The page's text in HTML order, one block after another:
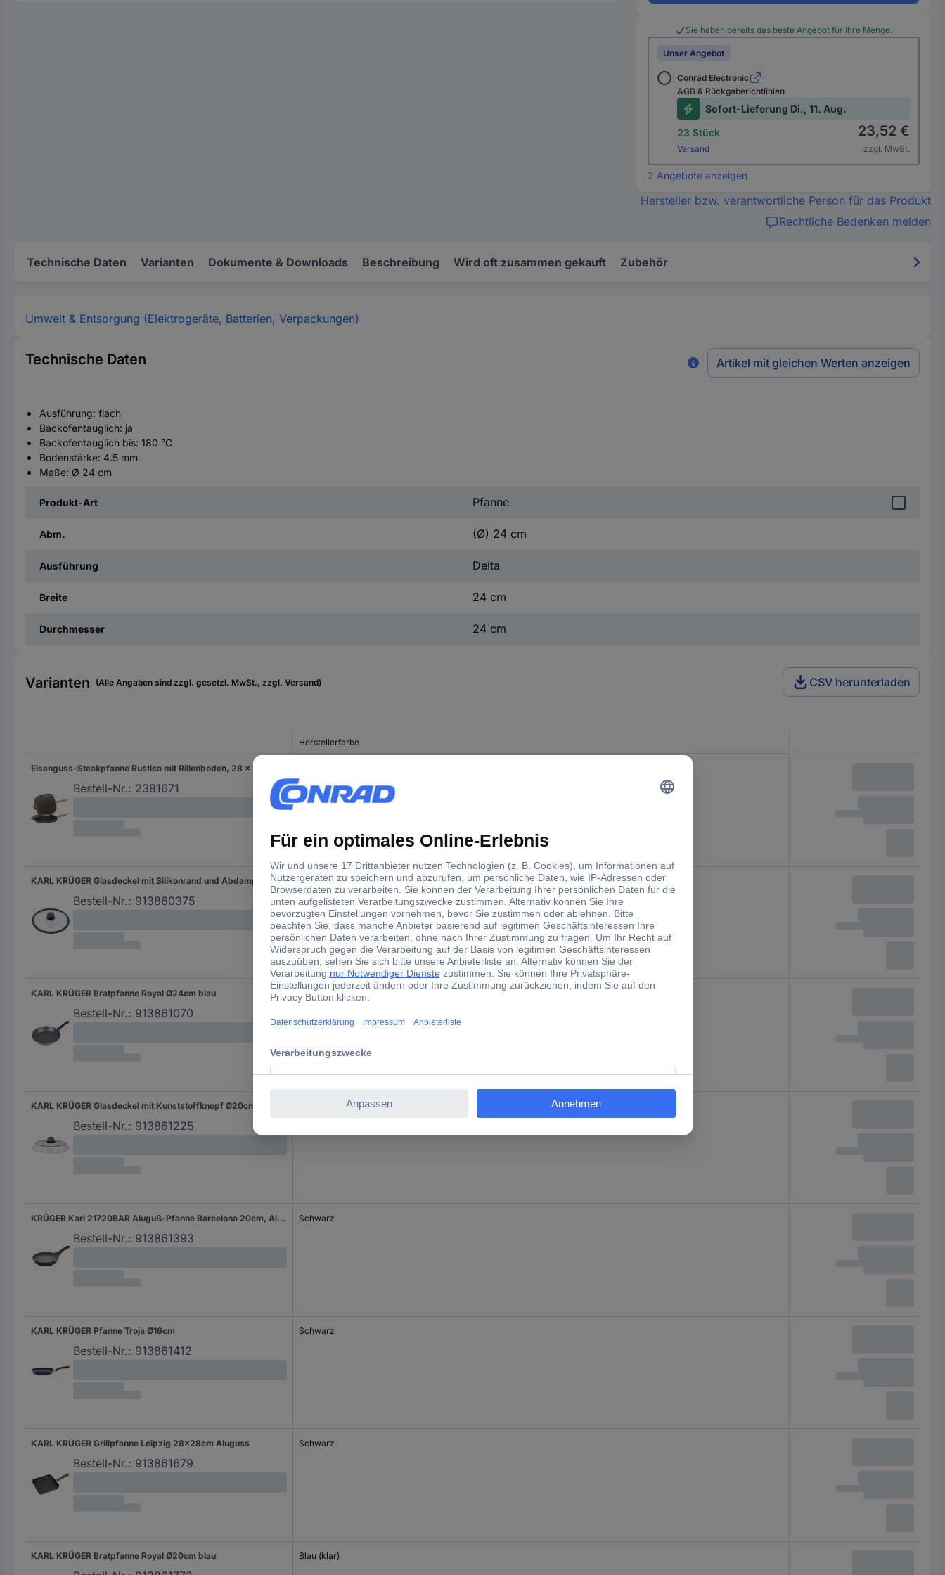
Sie haben bereits das beste Angebot für Ihre Menge.
Unser Angebot
Conrad Electronic
AGB & Rückgaberichtlinien
Sofort-Lieferung Di., 11. Aug.
23 Stück
Versand
23,52 €
zzgl. MwSt.
2 Angebote anzeigen
Hersteller bzw. verantwortliche Person für das Produkt
Rechtliche Bedenken melden
Technische Daten Varianten Dokumente & Downloads Beschreibung Wird oft zusammen gekauft Zubehör
Umwelt & Entsorgung (Elektrogeräte, Batterien, Verpackungen)
Technische Daten Artikel mit gleichen Werten anzeigen
Ausführung: flach
Backofentauglich: ja
Backofentauglich bis: 180 °C
Bodenstärke: 4.5 mm
Maße: Ø 24 cm
Produkt-Art Pfanne
Abm. (Ø) 24 cm
Ausführung Delta
Breite 24 cm
Durchmesser 24 cm
Varianten (Alle Angaben sind zzgl. gesetzl. MwSt., zzgl. Versand) CSV herunterladen
Herstellerfarbe
Eisenguss-Steakpfanne Rustica mit Rillenboden, 28 x 28
Bestell-Nr.: 2381671
KARL KRÜGER Glasdeckel mit Silikonrand und Abdampfloch Ø24cm
Bestell-Nr.: 913860375
Transparent
KARL KRÜGER Bratpfanne Royal Ø24cm blau
Bestell-Nr.: 913861070
Blau (klar)
KARL KRÜGER Glasdeckel mit Kunststoffknopf Ø20cm
Bestell-Nr.: 913861225
Transparent
KRÜGER Karl 21720BAR Aluguß-Pfanne Barcelona 20cm, Aluminium, Schwarz, 20
Bestell-Nr.: 913861393
Schwarz
KARL KRÜGER Pfanne Troja Ø16cm
Bestell-Nr.: 913861412
Schwarz
KARL KRÜGER Grillpfanne Leipzig 28x28cm Aluguss
Bestell-Nr.: 913861679
Schwarz
KARL KRÜGER Bratpfanne Royal Ø20cm blau Blau (klar)